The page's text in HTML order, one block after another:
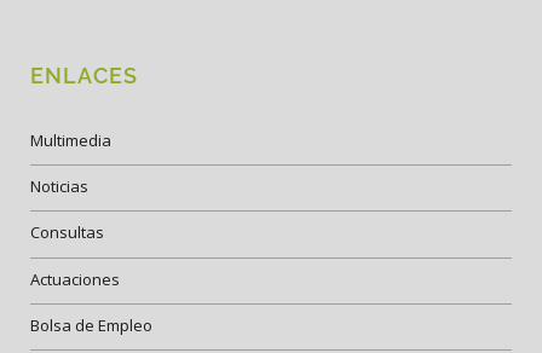
ENLACES
Multimedia
Noticias
Consultas
Actuaciones
Bolsa de Empleo